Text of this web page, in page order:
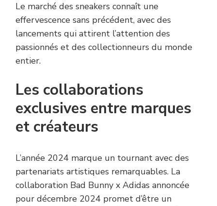
Le marché des sneakers connaît une
effervescence sans précédent, avec des
lancements qui attirent l’attention des
passionnés et des collectionneurs du monde
entier.
Les collaborations
exclusives entre marques
et créateurs
L’année 2024 marque un tournant avec des
partenariats artistiques remarquables. La
collaboration Bad Bunny x Adidas annoncée
pour décembre 2024 promet d’être un